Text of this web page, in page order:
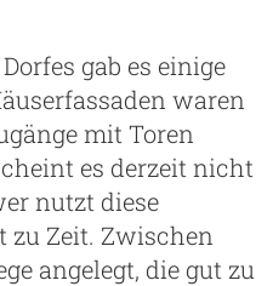
gab es einige
waren
mit Toren
es derzeit nicht
nutzt diese
zu Zeit. Zwischen
angelegt, die gut zu